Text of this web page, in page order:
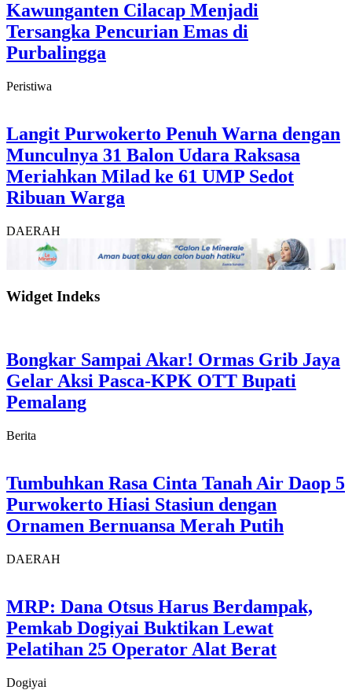
Kawunganten Cilacap Menjadi
Tersangka Pencurian Emas di
Purbalingga
Peristiwa
Langit Purwokerto Penuh Warna dengan
Munculnya 31 Balon Udara Raksasa
Meriahkan Milad ke 61 UMP Sedot
Ribuan Warga
DAERAH
Widget Indeks
Bongkar Sampai Akar! Ormas Grib Jaya
Gelar Aksi Pasca-KPK OTT Bupati
Pemalang
Berita
Tumbuhkan Rasa Cinta Tanah Air Daop 5
Purwokerto Hiasi Stasiun dengan
Ornamen Bernuansa Merah Putih
DAERAH
MRP: Dana Otsus Harus Berdampak,
Pemkab Dogiyai Buktikan Lewat
Pelatihan 25 Operator Alat Berat
Dogiyai